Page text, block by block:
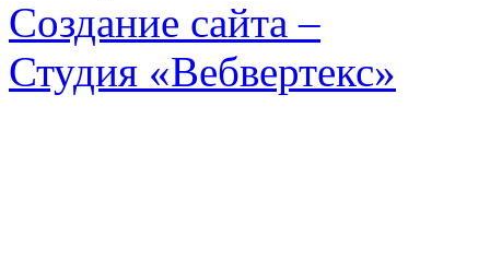
Создание сайта –
Студия «Вебвертекс»